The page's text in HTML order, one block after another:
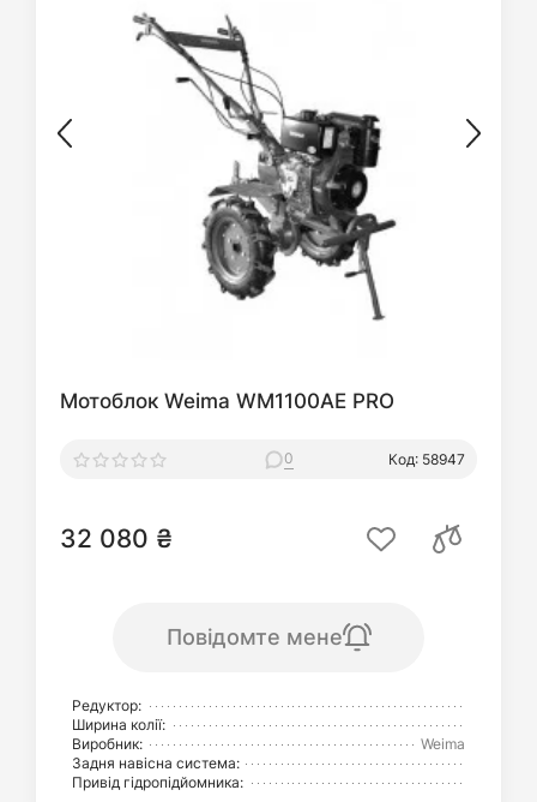
Мотоблок Weima WM1100AE PRO
0 Код: 58947
32 080 ₴
Повідомте мене
Редуктор:
Ширина колії:
Виробник:
Weima
Задня навісна система:
Привід гідропідйомника: